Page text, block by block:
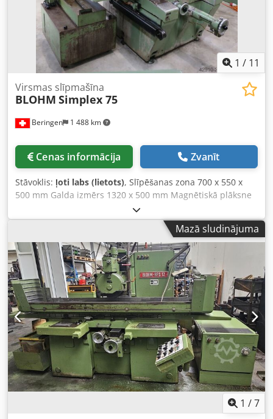
stabila iekārta (!) Piegāde: no noliktavas – kā apskatīts
Apmaksa: tikai netto – pēc rēķina saņemšanas Gaidīsim
Jūsu pasūtījumu, vairāki dažādi slīpmašīnu veidi mūsu
noliktavā. Lūdzam jautāt.
1 / 11
Beringen 1 488 km
Virsmas slīpmašīna
BLOHM Simplex 75
Cenas informācija Zvanīt
Stāvoklis: ļoti labs (lietots), Slīpēšanas zona 700 x 550 x
500 mm Galda izmērs 1320 x 500 mm Magnētiskā plāksne
700 x 500 mm Slīpripas izmērs diametrs x platums x
caurums 400 x 80 x 127 mm Cjdpfx Ajzhl Rnskaerf Slīpripas
apgriezieni 1400 / 2800 apgr./min Dažādi piederumi
MARCELS MASCHINEN AG
Mazā sludinājuma
1 /7